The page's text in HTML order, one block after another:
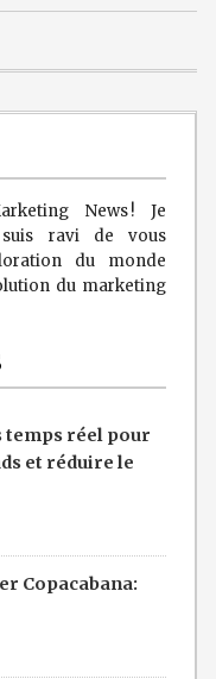
News ! Je
ravi de vous
du monde
du marketing
temps réel pour
et réduire le
Copacabana: